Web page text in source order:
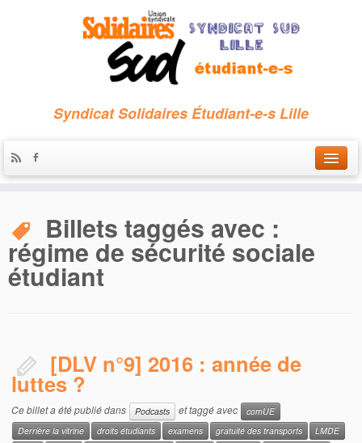
Syndicat Solidaires Étudiant-e-s Lille
Qui sommes-nous ?
Nous contacter
Billets taggés avec :
régime de sécurité sociale
étudiant
[DLV n°9] 2016 : année de
luttes ?
Ce billet a été publié dans Podcasts et taggé avec
comUE
Derrière la vitrine
droits étudiants examens gratuité des transports
LMDE